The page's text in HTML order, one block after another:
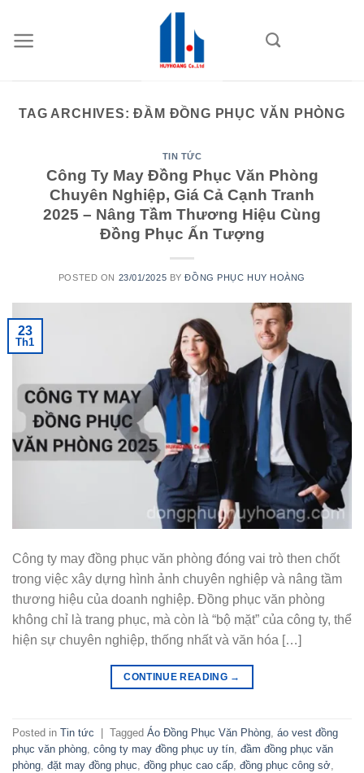
content
TAG ARCHIVES:ĐẦM ĐỒNG PHỤC VĂN PHÒNG
TIN TỨC
Công Ty May Đồng Phục Văn Phòng
Chuyên Nghiệp, Giá Cả Cạnh Tranh
2025 – Nâng Tầm Thương Hiệu Cùng
Đồng Phục Ấn Tượng
POSTED ON 23/01/2025 BYĐỒNG PHỤC HUY HOÀNG
23
Th1
Công ty may đồng phục văn phòng đóng vai trò then chốt
trong việc xây dựng hình ảnh chuyên nghiệp và nâng tầm
thương hiệu của doanh nghiệp. Đồng phục văn phòng
không chỉ là trang phục, mà còn là “bộ mặt” của công ty, thể
hiện sự chuyên nghiệp, thống nhất và văn hóa […]
CONTINUE READING →
Posted in Tin tức | Tagged Áo Đồng Phục Văn Phòng áo vest đồng
phục văn phòng công ty may đồng phục uy tín đầm đồng phục văn
phòng đặt may đồng phục đồng phục cao cấp đồng phục công sở